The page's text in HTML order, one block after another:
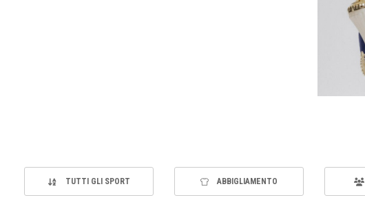
TUTTI GLI SPORT ABBIGLIAMENTO